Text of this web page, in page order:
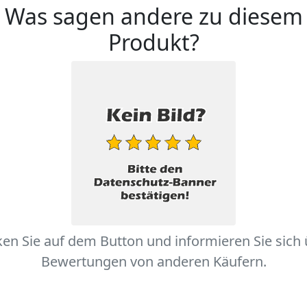
Was sagen andere zu diesem
Produkt?
Sie auf dem Button und informieren Sie sich
Bewertungen von anderen Käufern.